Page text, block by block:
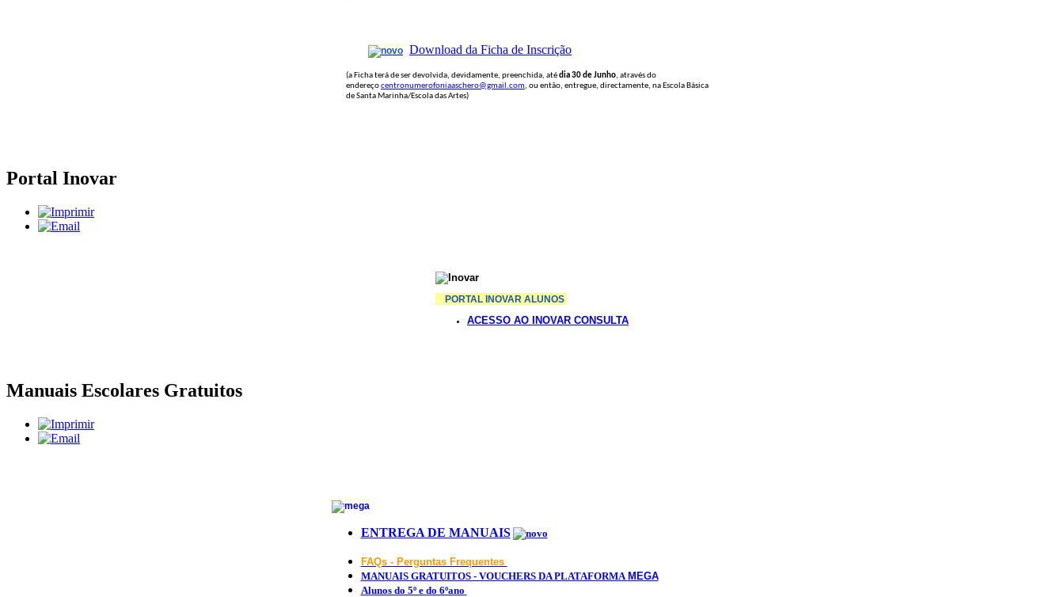
Download da Ficha de Inscrição
(a Ficha terá de ser devolvida, devidamente, preenchida, atédia 30 de Junho, através do
endereçocentronumerofoniaaschero@gmail.com, ou então, entregue, directamente, na Escola Básica
de Santa Marinha/Escola das Artes)
Portal Inovar
PORTAL INOVAR ALUNOS
ACESSO AO INOVAR CONSULTA
Manuais Escolares Gratuitos
ENTREGA DE MANUAIS
FAQs - Perguntas Frequentes
MANUAIS GRATUITOS - VOUCHERS DA PLATAFORMA MEGA
Alunos do 5º e do 6ºano